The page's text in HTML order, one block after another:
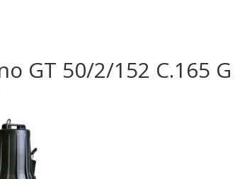
GT 50/2/152 C.165